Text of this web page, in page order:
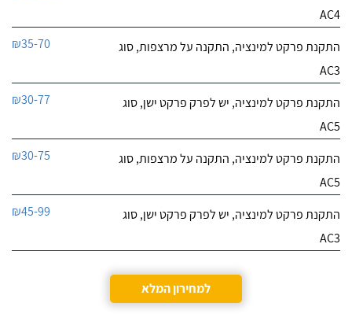
AC4
התקנת פרקט למינציה, התקנה על מרצפות, סוג
AC3
₪35-70
התקנת פרקט למינציה, יש לפרק פרקט ישן, סוג
AC5
₪30-77
התקנת פרקט למינציה, התקנה על מרצפות, סוג
AC5
₪30-75
התקנת פרקט למינציה, יש לפרק פרקט ישן, סוג
AC3
₪45-99
למחירון המלא